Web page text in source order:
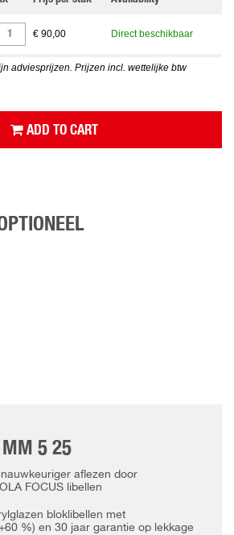
€ 90,00 Direct beschikbaar
adviesprijzen. Prijzen incl. wettelijke btw
ADD TO CART
MM 5 25
aflezen door
FOCUS libellen
bloklibellen met
%) en 30 jaar garantie op lekkage